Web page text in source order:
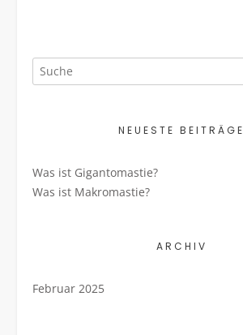
NEUESTE BEITRÄGE
Was ist Gigantomastie?
Was ist Makromastie?
ARCHIV
Februar 2025